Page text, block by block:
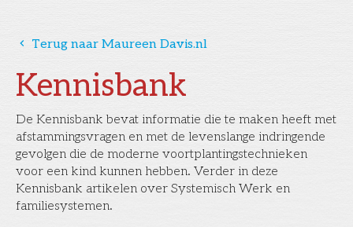
Kennisbank
De Kennisbank bevat informatie die te maken heeft met
afstammingsvragen en met de levenslange indringende
gevolgen die de moderne voortplantingstechnieken
voor een kind kunnen hebben. Verder in deze
Kennisbank artikelen over Systemisch Werk en
familiesystemen.
󰅁 Terug naar Maureen Davis.nl